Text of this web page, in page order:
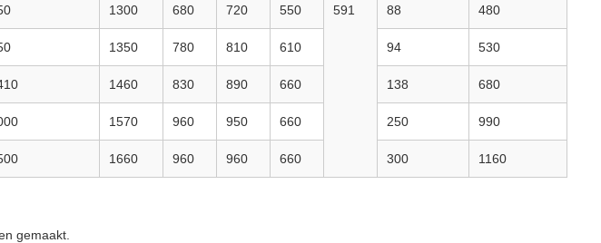
1300 680 720 550 591 88 480
1350 780 810 610 94 530
1460 830 890 660 138 680
1570 960 950 660 250 990
1660 960 960 660 300 1160
gemaakt.